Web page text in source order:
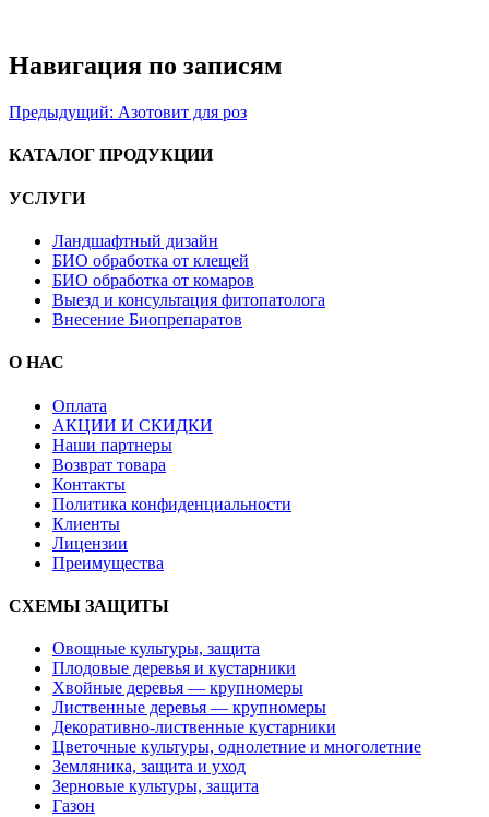
Навигация по записям
Предыдущий: Азотовит для роз
КАТАЛОГ ПРОДУКЦИИ
УСЛУГИ
Ландшафтный дизайн
БИО обработка от клещей
БИО обработка от комаров
Выезд и консультация фитопатолога
Внесение Биопрепаратов
О НАС
Оплата
АКЦИИ И СКИДКИ
Наши партнеры
Возврат товара
Контакты
Политика конфиденциальности
Клиенты
Лицензии
Преимущества
СХЕМЫ ЗАЩИТЫ
Овощные культуры, защита
Плодовые деревья и кустарники
Хвойные деревья — крупномеры
Лиственные деревья — крупномеры
Декоративно-лиственные кустарники
Цветочные культуры, однолетние и многолетние
Земляника, защита и уход
Зерновые культуры, защита
Газон